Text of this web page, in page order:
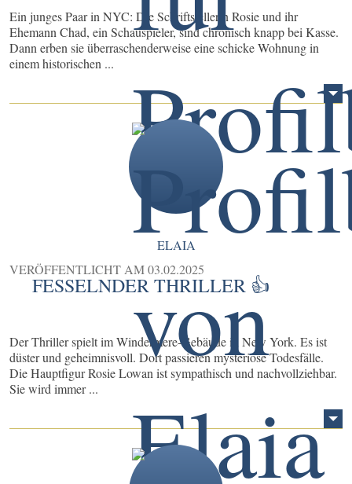
Ein junges Paar in NYC: Die Schriftstellerin Rosie und ihr
Ehemann Chad, ein Schauspieler, sind chronisch knapp bei Kasse.
Dann erben sie überraschenderweise eine schicke Wohnung in
einem historischen ...
ELAIA
VERÖFFENTLICHT AM03.02.2025
FESSELNDER THRILLER 👍
Der Thriller spielt im Windermere-Gebäude in New York. Es ist
düster und geheimnisvoll. Dort passieren mysteriöse Todesfälle.
Die Hauptfigur Rosie Lowan ist sympathisch und nachvollziehbar.
Sie wird immer ...